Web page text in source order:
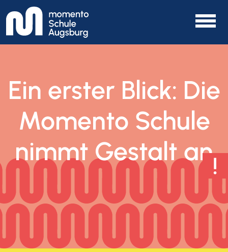
!
Ein erster Blick: Die
Momento Schule
nimmt Gestalt an